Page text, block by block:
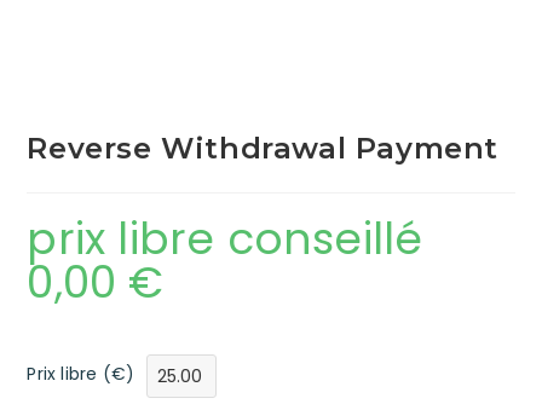
Reverse Withdrawal Payment
prix libre conseillé
0,00 €
Prix libre (€)